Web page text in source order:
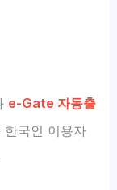
e-Gate 자동출
한국인 이용자